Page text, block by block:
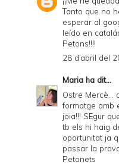
Tanto que no
esperar al
leído en
Petons!!!!
28 d’abril del
Maria ha dit...
Ostre Mercè...
formatge amb
joia!!! SEgur
tb els hi haig
oportunitat ja
passar la
Petonets